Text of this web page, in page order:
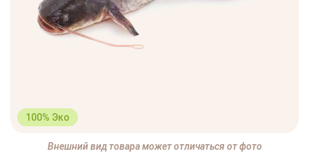
100% Эко
Внешний вид товара может отличаться от фото